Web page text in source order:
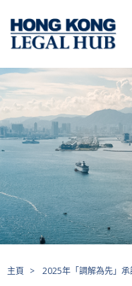
主頁 > 2025年「調解為先」